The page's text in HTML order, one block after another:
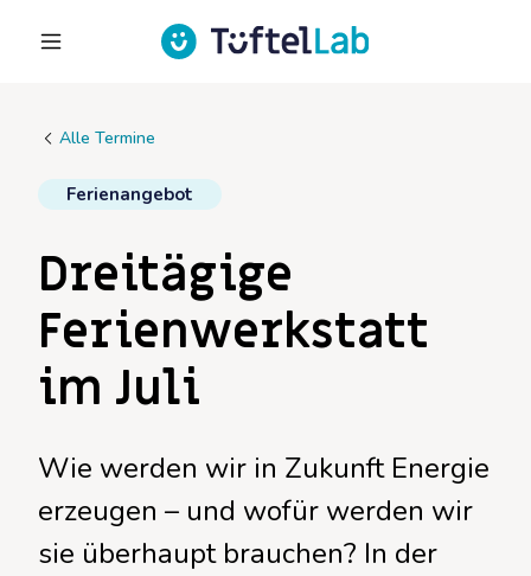
Alle Termine
Ferienangebot
Dreitägige
Ferienwerkstatt
im Juli
Wie werden wir in Zukunft Energie
erzeugen – und wofür werden wir
sie überhaupt brauchen? In der